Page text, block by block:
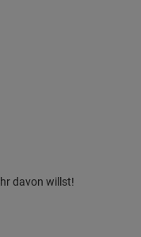
davon willst!